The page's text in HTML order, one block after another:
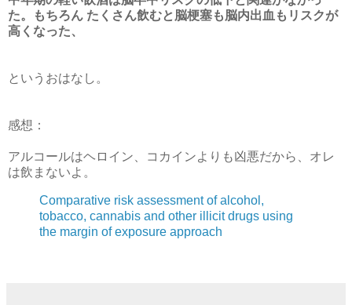
た。もちろん たくさん飲むと脳梗塞も脳内出血もリスクが
高くなった、
というおはなし。
感想：
アルコールはヘロイン、コカインよりも凶悪だから、オレ
は飲まないよ。
Comparative risk assessment of alcohol,
tobacco, cannabis and other illicit drugs using
the margin of exposure approach